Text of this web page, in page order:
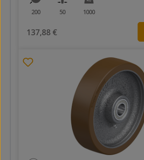
200 50 1000
137,88 €